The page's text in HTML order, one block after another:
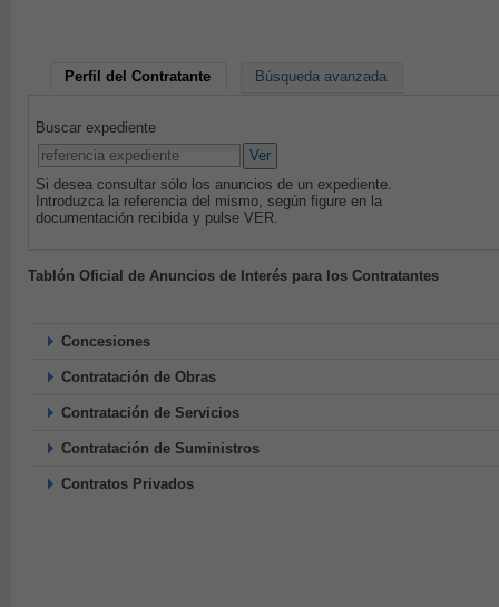
Perfil del Contratante Búsqueda avanzada
Buscar expediente
Ver
Si desea consultar sólo los anuncios de un expediente.
Introduzca la referencia del mismo, según figure en la
documentación recibida y pulse VER.
Tablón Oficial de Anuncios de Interés para los Contratantes
Concesiones
Contratación de Obras
Contratación de Servicios
Contratación de Suministros
Contratos Privados